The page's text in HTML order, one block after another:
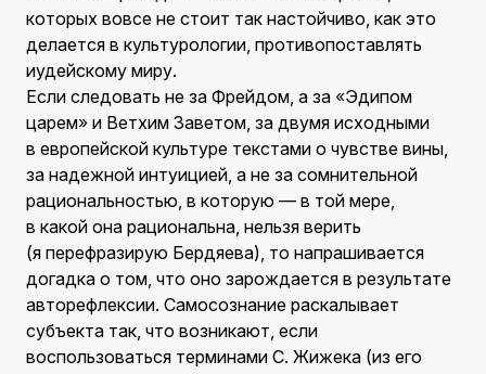
которых вовсе не стоит так настойчиво, как это
делается в культурологии, противопоставлять
иудейскому миру.
Если следовать не за Фрейдом, а за «Эдипом
царем» и Ветхим Заветом, за двумя исходными
в европейской культуре текстами о чувстве вины,
за надежной интуицией, а не за сомнительной
рациональностью, в которую — в той мере,
в какой она рациональна, нельзя верить
(я перефразирую Бердяева), то напрашивается
догадка о том, что оно зарождается в результате
авторефлексии. Самосознание раскалывает
субъекта так, что возникают, если
воспользоваться терминами С. Жижека (из его